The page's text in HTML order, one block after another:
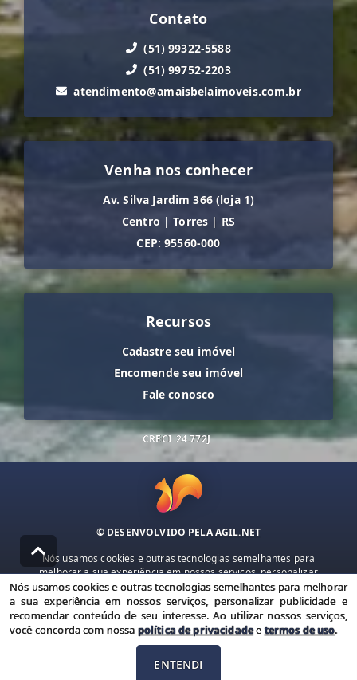
Contato
(51) 99322-5588
(51) 99752-2203
atendimento@amaisbelaimoveis.com.br
Venha nos conhecer
Av. Silva Jardim 366 (loja 1)
Centro | Torres | RS
CEP: 95560-000
Recursos
Cadastre seu imóvel
Encomende seu imóvel
Fale conosco
CRECI 24.772J
© DESENVOLVIDO PELAAGIL.NET
Nós usamos cookies e outras tecnologias semelhantes para
melhorar a sua experiência em nossos serviços, personalizar
publicidade e recomendar conteúdo de seu interesse. Ao utilizar
nossos serviços, você concorda com nossa política de privacidade e
termos de uso.
Política de Privacidade Termos de uso
Nós usamos cookies e outras tecnologias semelhantes para melhorar
a sua experiência em nossos serviços, personalizar publicidade e
recomendar conteúdo de seu interesse. Ao utilizar nossos serviços,
você concorda com nossa política de privacidadeetermos de uso.
ENTENDI